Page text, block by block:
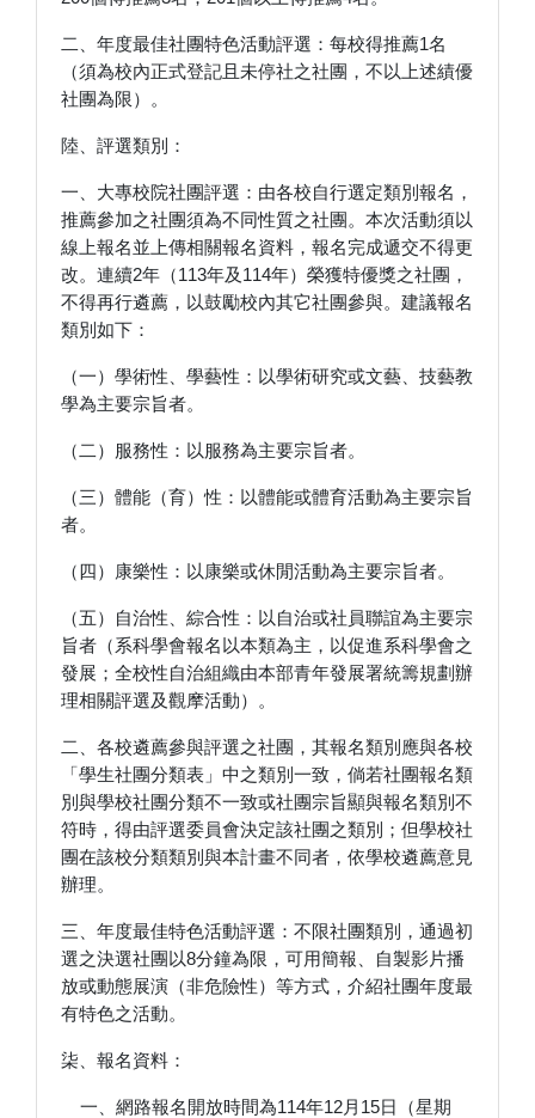
二、年度最佳社團特色活動評選：每校得推薦1名
（須為校內正式登記且未停社之社團，不以上述績優
社團為限）。
陸、評選類別：
一、大專校院社團評選：由各校自行選定類別報名，
推薦參加之社團須為不同性質之社團。本次活動須以
線上報名並上傳相關報名資料，報名完成遞交不得更
改。連續2年（113年及114年）榮獲特優獎之社團，
不得再行遴薦，以鼓勵校內其它社團參與。建議報名
類別如下：
（一）學術性、學藝性：以學術研究或文藝、技藝教
學為主要宗旨者。
（二）服務性：以服務為主要宗旨者。
（三）體能（育）性：以體能或體育活動為主要宗旨
者。
（四）康樂性：以康樂或休閒活動為主要宗旨者。
（五）自治性、綜合性：以自治或社員聯誼為主要宗
旨者（系科學會報名以本類為主，以促進系科學會之
發展；全校性自治組織由本部青年發展署統籌規劃辦
理相關評選及觀摩活動）。
二、各校遴薦參與評選之社團，其報名類別應與各校
「學生社團分類表」中之類別一致，倘若社團報名類
別與學校社團分類不一致或社團宗旨顯與報名類別不
符時，得由評選委員會決定該社團之類別；但學校社
團在該校分類類別與本計畫不同者，依學校遴薦意見
辦理。
三、年度最佳特色活動評選：不限社團類別，通過初
選之決選社團以8分鐘為限，可用簡報、自製影片播
放或動態展演（非危險性）等方式，介紹社團年度最
有特色之活動。
柒、報名資料：
一、網路報名開放時間為114年12月15日（星期